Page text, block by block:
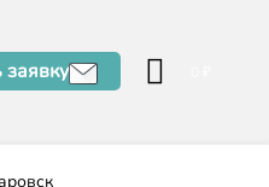
заявку